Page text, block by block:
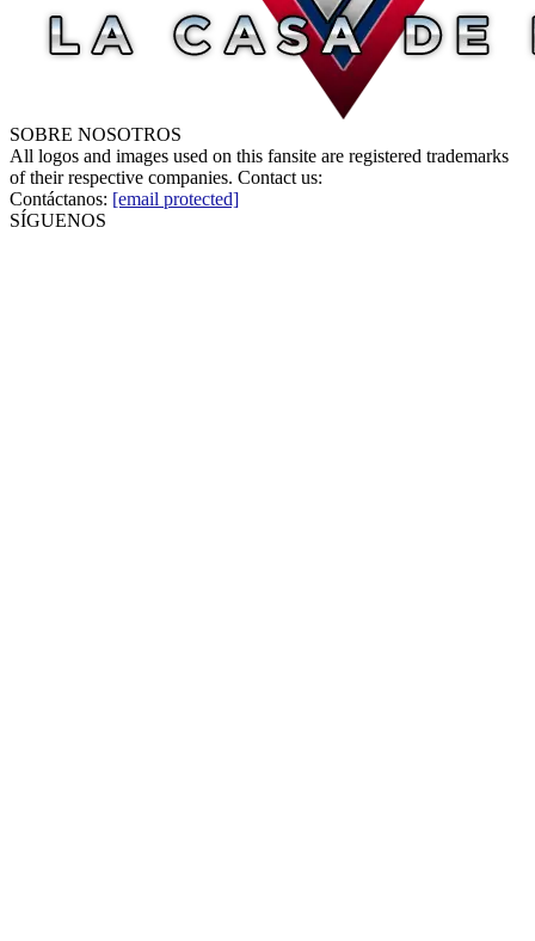
SOBRE NOSOTROS
All logos and images used on this fansite are registered trademarks
of their respective companies. Contact us:
Contáctanos: [email protected]
SÍGUENOS